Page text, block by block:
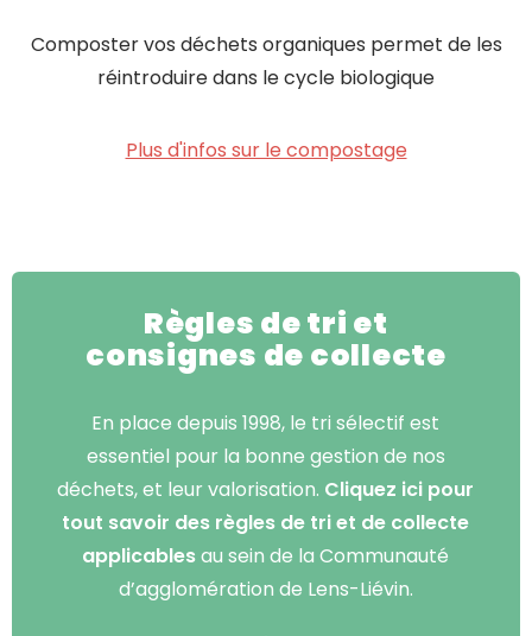
Composter vos déchets organiques permet de les
réintroduire dans le cycle biologique
Plus d'infos sur le compostage
Règles de tri et
consignes de collecte
En place depuis 1998, le tri sélectif est
essentiel pour la bonne gestion de nos
déchets, et leur valorisation. Cliquez ici pour
tout savoir des règles de tri et de collecte
applicablesau sein de la Communauté
d’agglomération de Lens-Liévin.